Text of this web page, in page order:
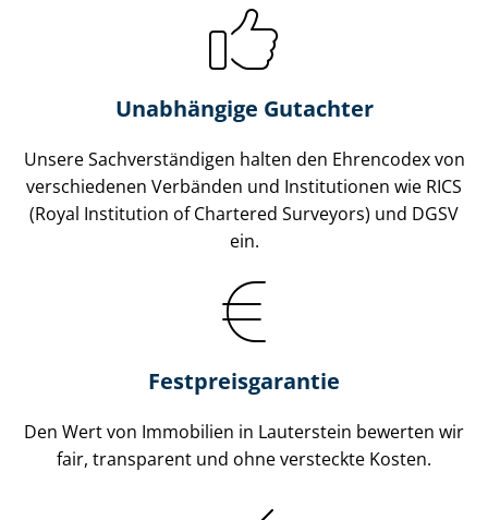
Unabhängige Gutachter
Unsere Sach­ver­stän­di­gen halten den Ehrencodex von
verschiedenen Verbänden und Institutionen wie RICS
(Royal Institution of Chartered Surveyors) und DGSV
ein.
Festpreis​garantie
Den Wert von Immobilien in Lauterstein bewerten wir
fair, transparent und ohne versteckte Kosten.